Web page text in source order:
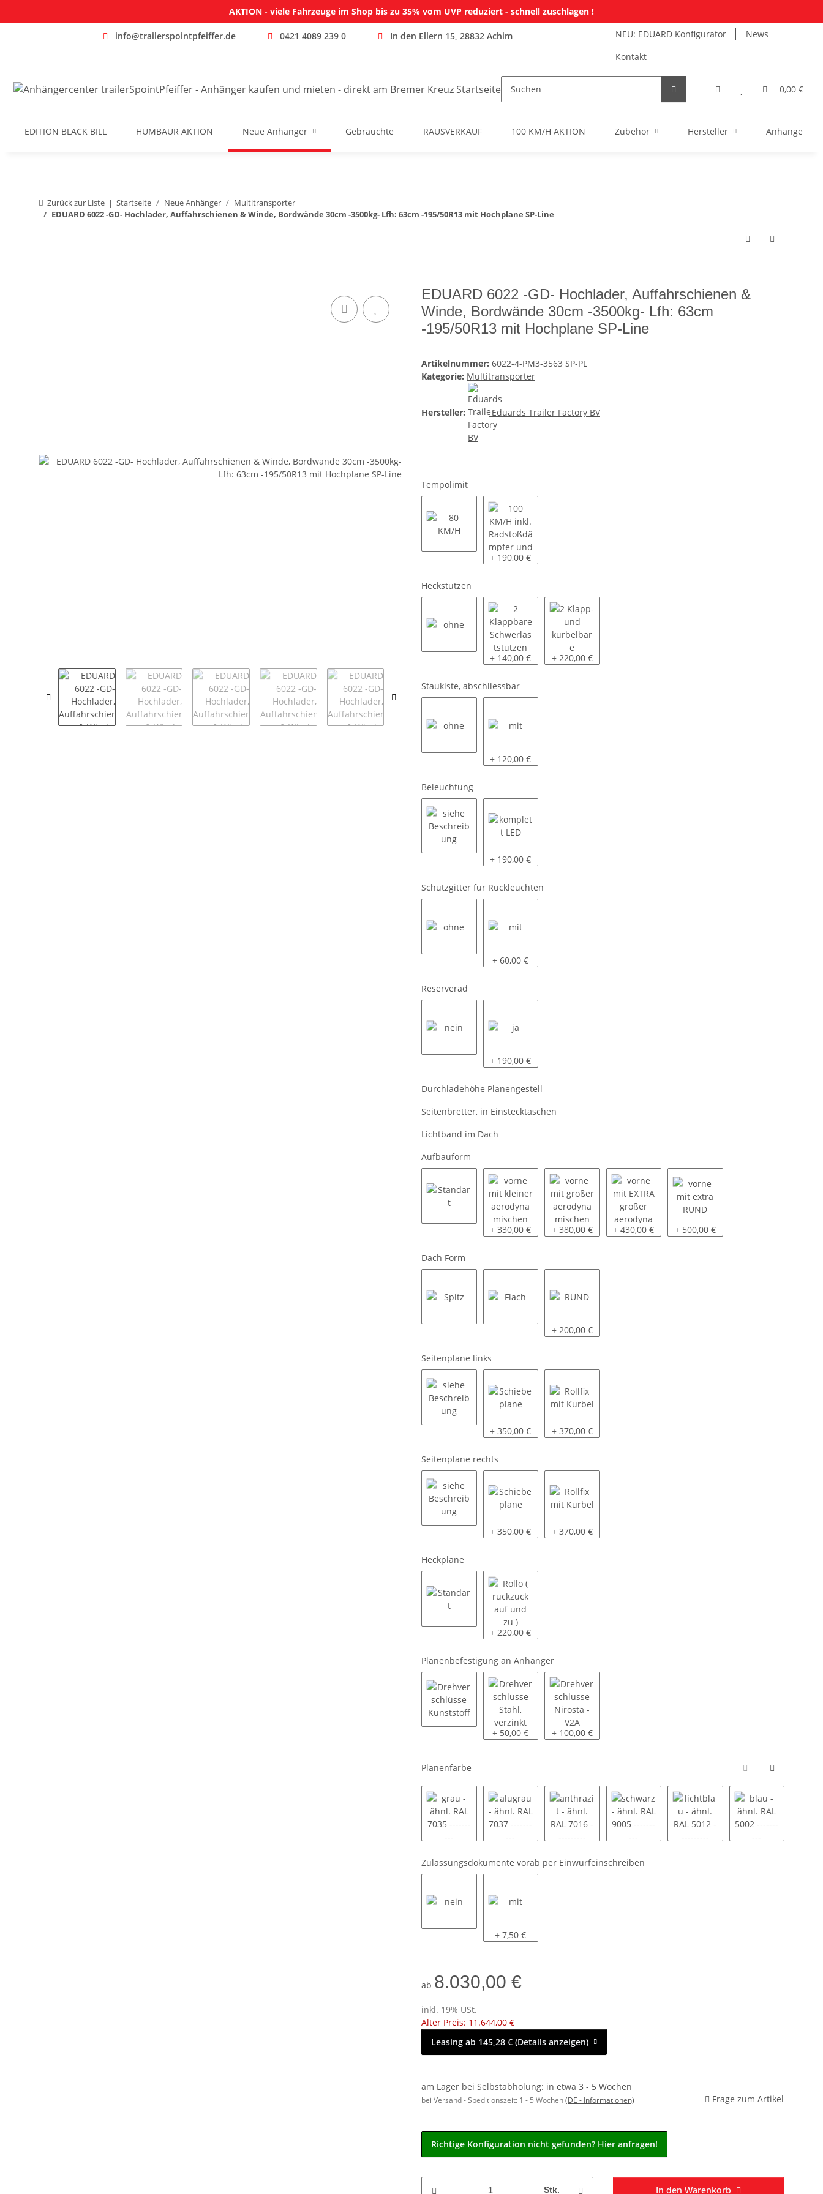
AKTION - viele Fahrzeuge im Shop bis zu 35% vom UVP reduziert - schnell zuschlagen !
info@trailerspointpfeiffer.de 0421 4089 239 0 In den Ellern 15, 28832 Achim NEU: EDUARD Konfigurator
News
Kontakt
0,00 €
EDITION BLACK BILL HUMBAUR AKTION Neue Anhänger Gebrauchte RAUSVERKAUF 100 KM/H AKTION Zubehör Hersteller Anhänger
Zurück zur Liste Startseite Neue Anhänger
Multitransporter
EDUARD 6022 -GD- Hochlader, Auffahrschienen & Winde, Bordwände 30cm -3500kg- Lfh: 63cm -195/50R13 mit Hochplane SP-Line
EDUARD 6022 -GD- Hochlader, Auffahrschienen &
Winde, Bordwände 30cm -3500kg- Lfh: 63cm
-195/50R13 mit Hochplane SP-Line
Artikelnummer: 6022-4-PM3-3563 SP-PL
Kategorie: Multitransporter
Hersteller: Eduards Trailer Factory BV
Tempolimit
100 KM/H inkl. Radstoßdämpfer und COC Eintrag
+ 190,00 €
Heckstützen
2 Klappbare Schwerlaststützen
+ 140,00 € 2 Klapp- und kurbelbare Schwerlaststützen
+ 220,00 €
Staukiste, abschliessbar
mit
+ 120,00 €
Beleuchtung
siehe Beschreibung
komplett LED
+ 190,00 €
Schutzgitter für Rückleuchten
mit
+ 60,00 €
Reserverad
ja
+ 190,00 €
Durchladehöhe Planengestell
Seitenbretter, in Einstecktaschen
Lichtband im Dach
Aufbauform
vorne mit kleiner aerodynamischen Schräge ca. 40 x 40 cm
+ 330,00 € vorne mit großer aerodynamischen Schräge ca. 70 x 70 cm
+ 380,00 € vorne mit EXTRA großer aerodynamischer Schräge
+ 430,00 € vorne mit extra RUND
+ 500,00 €
Dach Form
RUND
+ 200,00 €
Seitenplane links
siehe Beschreibung
Schiebeplane
+ 350,00 € Rollfix mit Kurbel
+ 370,00 €
Seitenplane rechts
siehe Beschreibung
Schiebeplane
+ 350,00 € Rollfix mit Kurbel
+ 370,00 €
Heckplane
Rollo ( ruckzuck auf und zu )
+ 220,00 €
Planenbefestigung an Anhänger
Drehverschlüsse Kunststoff
Drehverschlüsse Stahl, verzinkt
+ 50,00 € Drehverschlüsse Nirosta - V2A
+ 100,00 €
Planenfarbe
Zulassungsdokumente vorab per Einwurfeinschreiben
mit
+ 7,50 €
ab 8.030,00 €
inkl. 19% USt.
Alter Preis: 11.644,00 €
Leasing ab 145,28 € (Details anzeigen)
am Lager bei Selbstabholung: in etwa 3 - 5 Wochen
bei Versand - Speditionszeit: 1 - 5 Wochen(DE - Informationen) Frage zum Artikel
Richtige Konfiguration nicht gefunden? Hier anfragen!
Stk. In den Warenkorb